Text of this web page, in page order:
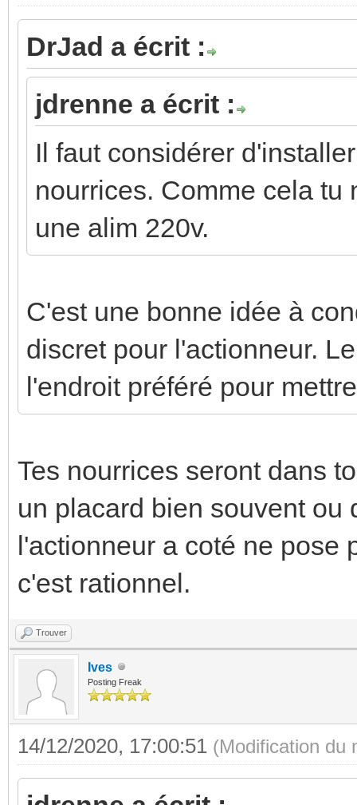
DrJad a écrit :
jdrenne a écrit :
Il faut considérer
nourrices. Comme cela tu
une alim 220v.
C'est une bonne idée à
discret pour l'actionneur.
l'endroit préféré pour
Tes nourrices seront dans
un placard bien souvent ou
l'actionneur a coté ne pose
c'est rationnel.
Trouver
Ives
Posting Freak
14/12/2020, 17:00:51 (Modification du